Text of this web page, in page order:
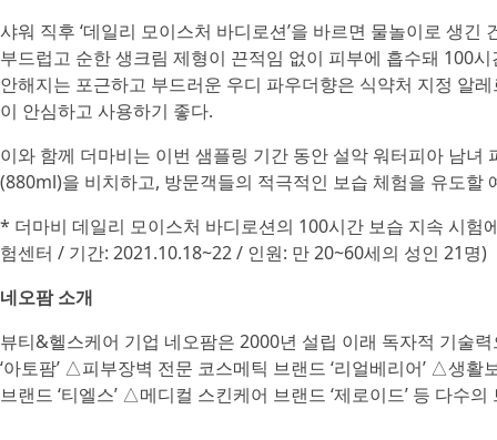
샤워 직후 ‘데일리 모이스처 바디로션’을 바르면 물놀이로 생
부드럽고 순한 생크림 제형이 끈적임 없이 피부에 흡수돼 100
안해지는 포근하고 부드러운 우디 파우더향은 식약처 지정 알
이 안심하고 사용하기 좋다.
이와 함께 더마비는 이번 샘플링 기간 동안 설악 워터피아 남
(880ml)을 비치하고, 방문객들의 적극적인 보습 체험을 유도할
* 더마비 데일리 모이스처 바디로션의 100시간 보습 지속 시험
험센터 / 기간: 2021.10.18~22 / 인원: 만 20~60세의 성인 21명)
네오팜 소개
뷰티&헬스케어 기업 네오팜은 2000년 설립 이래 독자적 기술
‘아토팜’ △피부장벽 전문 코스메틱 브랜드 ‘리얼베리어’ △생
브랜드 ‘티엘스’ △메디컬 스킨케어 브랜드 ‘제로이드’ 등 다수